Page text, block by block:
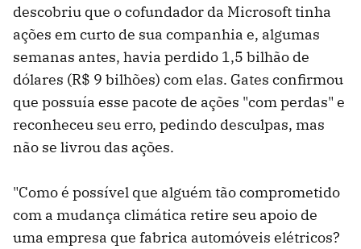
descobriu que o cofundador da Microsoft tinha
ações em curto de sua companhia e, algumas
semanas antes, havia perdido 1,5 bilhão de
dólares (R$ 9 bilhões) com elas. Gates confirmou
que possuía esse pacote de ações "com perdas" e
reconheceu seu erro, pedindo desculpas, mas
não se livrou das ações.
"Como é possível que alguém tão comprometido
com a mudança climática retire seu apoio de
uma empresa que fabrica automóveis elétricos?